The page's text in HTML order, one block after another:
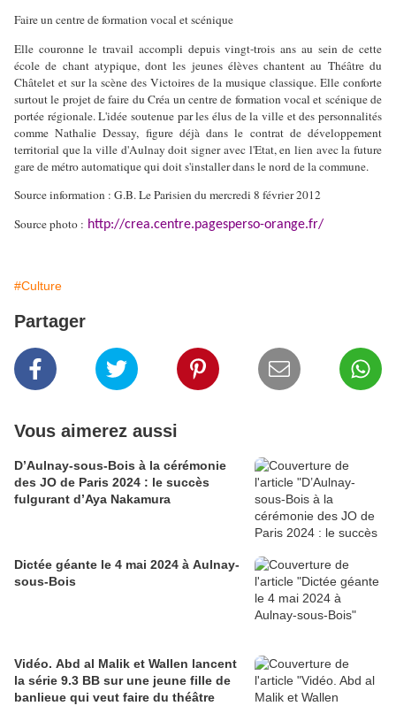
Faire un centre de formation vocal et scénique
Elle couronne le travail accompli depuis vingt-trois ans au sein de cette
école de chant atypique, dont les jeunes élèves chantent au Théâtre du
Châtelet et sur la scène des Victoires de la musique classique. Elle conforte
surtout le projet de faire du Créa un centre de formation vocal et scénique de
portée régionale. L'idée soutenue par les élus de la ville et des personnalités
comme Nathalie Dessay, figure déjà dans le contrat de développement
territorial que la ville d'Aulnay doit signer avec l'Etat, en lien avec la future
gare de métro automatique qui doit s'installer dans le nord de la commune.
Source information : G.B. Le Parisien du mercredi 8 février 2012
Source photo : http://crea.centre.pagesperso-orange.fr/
#Culture
Partager
Vous aimerez aussi
D’Aulnay-sous-Bois à la cérémonie
des JO de Paris 2024 : le succès
fulgurant d’Aya Nakamura
Dictée géante le 4 mai 2024 à Aulnay-
sous-Bois
Vidéo. Abd al Malik et Wallen lancent
la série 9.3 BB sur une jeune fille de
banlieue qui veut faire du théâtre